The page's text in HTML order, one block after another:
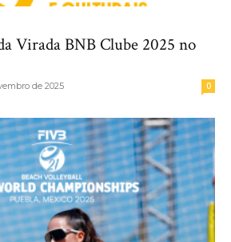
Virada BNB Clube 2025 no
de 2025 0